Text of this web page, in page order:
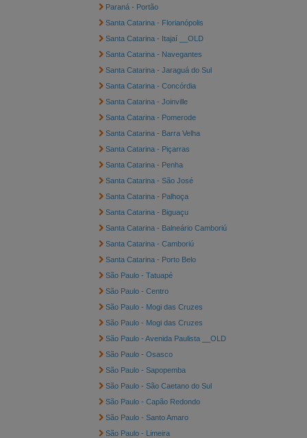
Paraná - Portão
Santa Catarina - Florianópolis
Santa Catarina - Itajaí __OLD
Santa Catarina - Navegantes
Santa Catarina - Jaraguá do Sul
Santa Catarina - Concórdia
Santa Catarina - Joinville
Santa Catarina - Pomerode
Santa Catarina - Barra Velha
Santa Catarina - Piçarras
Santa Catarina - Penha
Santa Catarina - São José
Santa Catarina - Palhoça
Santa Catarina - Biguaçu
Santa Catarina - Balneário Camboriú
Santa Catarina - Camboriú
Santa Catarina - Porto Belo
São Paulo - Tatuapé
São Paulo - Centro
São Paulo - Mogi das Cruzes
São Paulo - Mogi das Cruzes
São Paulo - Avenida Paulista __OLD
São Paulo - Osasco
São Paulo - Sapopemba
São Paulo - São Caetano do Sul
São Paulo - Capão Redondo
São Paulo - Santo Amaro
São Paulo - Limeira